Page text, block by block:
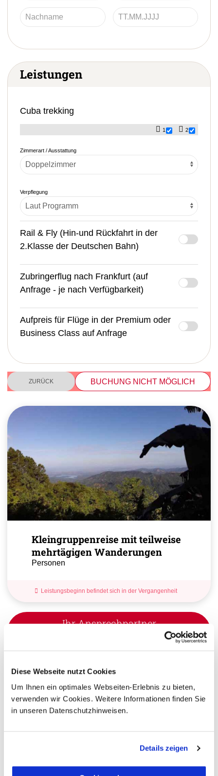
Diese Webseite nutzt Cookies
Um Ihnen ein optimales Webseiten-Erlebnis zu bieten,
verwenden wir Cookies. Weitere Informationen finden Sie
in unseren Datenschutzhinweisen.
Details zeigen
Leistungen
Cuba trekking
1 2
Zimmerart / Ausstattung
Verpflegung
Rail & Fly (Hin-und Rückfahrt in der
2.Klasse der Deutschen Bahn)
Zubringerflug nach Frankfurt (auf
Anfrage - je nach Verfügbarkeit)
Aufpreis für Flüge in der Premium oder
Business Class auf Anfrage
ZURÜCK BUCHUNG NICHT MÖGLICH
Kleingruppenreise mit teilweise
mehrtägigen Wanderungen
Personen
Leistungsbeginn befindet sich in der Vergangenheit
Ihr Ansprechpartner
Sie haben Fragen zur Buchung?
Dann rufen Sie uns an!
Ihr Kuba Spezialist:
Lukas Hagner
l.hagner@aventoura.de